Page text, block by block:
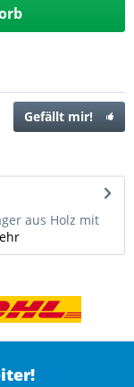
Gefällt mir!
aus Holz mit